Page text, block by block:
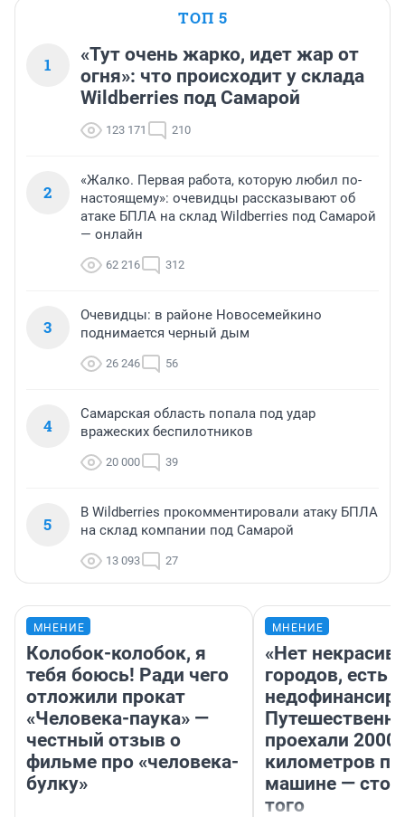
ТОП 5
1
«Тут очень жарко, идет жар от
огня»: что происходит у склада
Wildberries под Самарой
123 171 210
2
«Жалко. Первая работа, которую любил по-
настоящему»: очевидцы рассказывают об
атаке БПЛА на склад Wildberries под Самарой
— онлайн
62 216 312
3
Очевидцы: в районе Новосемейкино
поднимается черный дым
26 246 56
4
Самарская область попала под удар
вражеских беспилотников
20 000 39
5
В Wildberries прокомментировали атаку БПЛА
на склад компании под Самарой
13 093 27
МНЕНИЕ
Колобок-колобок, я
тебя боюсь! Ради чего
отложили прокат
«Человека-паука» —
честный отзыв о
фильме про «человека-
булку»
МНЕНИЕ
«Нет
городов, есть
проехали 2000
километров по
машине —
того